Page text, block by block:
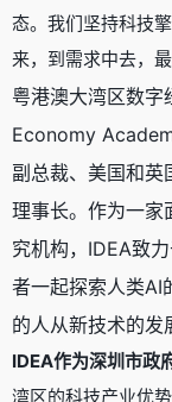
态。我们坚持科技
来，到需求中去，
粤港澳大湾区数
Economy
副总裁、美国和英
理事长。作为一家
究机构，IDEA致
者一起探索人类AI
的人从新技术的发
IDEA作为深圳市政
湾区的科技产业优